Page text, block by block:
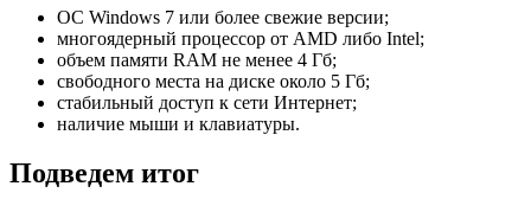
ОС Windows 7 или более свежие версии;
многоядерный процессор от AMD либо Intel;
объем памяти RAM не менее 4 Гб;
свободного места на диске около 5 Гб;
стабильный доступ к сети Интернет;
наличие мыши и клавиатуры.
Подведем итог